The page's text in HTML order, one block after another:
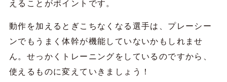
えることがポイントです。
動作を加えるとぎこちなくなる選手は、プレーシー
ンでもうまく体幹が機能していないかもしれませ
ん。せっかくトレーニングをしているのですから、
使えるものに変えていきましょう！